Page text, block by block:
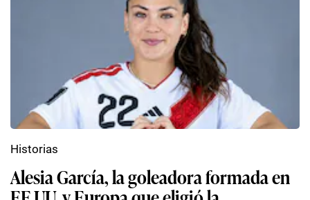
Alesia García, la goleadora formada en
Historias